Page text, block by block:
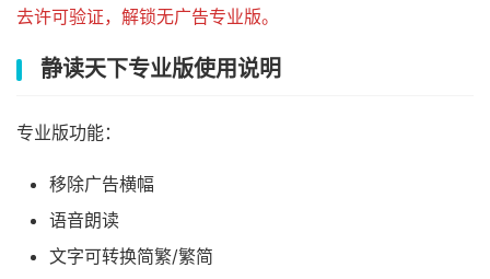
去许可验证，解锁无广告专业版。
静读天下专业版使用说明
专业版功能：
移除广告横幅
语音朗读
文字可转换简繁/繁简